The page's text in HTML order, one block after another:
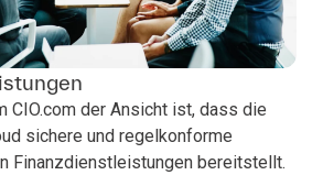
CIO.com der Ansicht ist, dass die
sichere und regelkonforme
Finanzdienstleistungen bereitstellt.